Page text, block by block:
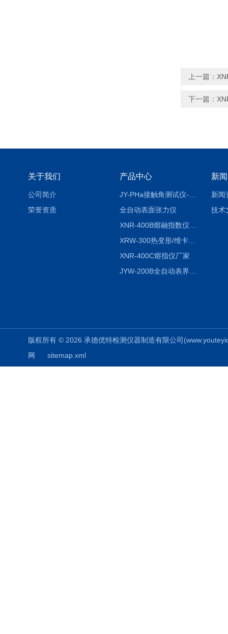
上一篇：
下一篇：
关于我们
公司简介
荣誉资质
产品中心
全自动表面张力仪
XRW-300热变形/维卡软化点温度测定仪
XNR-400C熔指仪厂家
新
新闻
技术
版权所有 © 2026 承德优特检测仪器制造有限公司
网
sitemap.xml